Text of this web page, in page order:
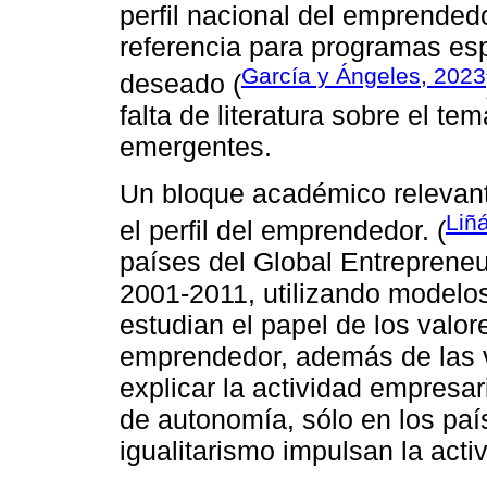
perfil nacional del
referencia para programas
deseado (García y Ángeles, 2023
falta de literatura sobre el
emergentes.
Un bloque académico
el perfil del emprendedor. (
países del Global
2001-2011, utilizando
estudian el papel de los
emprendedor, además de
explicar la actividad
de autonomía, sólo en los
igualitarismo impulsan la